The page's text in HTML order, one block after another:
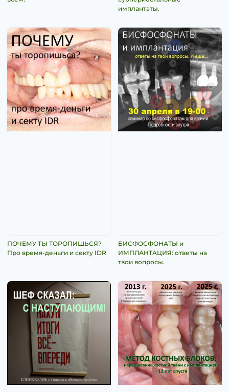
имплантаты.
ПОЧЕМУ ТЫ ТОРОПИШЬСЯ?
Про время-деньги и секту IDR
БИСФОСФОНАТЫ и
ИМПЛАНТАЦИЯ: ответы на
твои вопросы.